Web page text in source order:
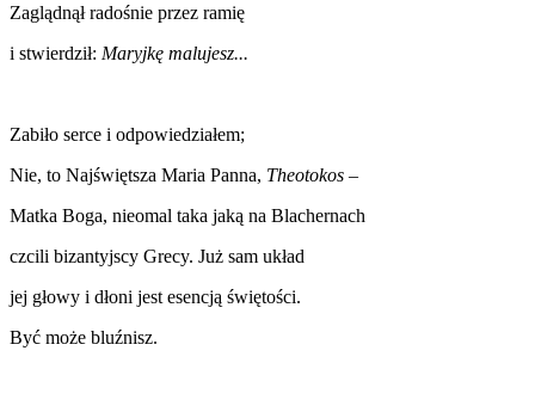
Zaglądnął radośnie przez ramię
i stwierdził: Maryjkę malujesz...
Zabiło serce i odpowiedziałem;
Nie, to Najświętsza Maria Panna, Theotokos –
Matka Boga, nieomal taka jaką na Blachernach
czcili bizantyjscy Grecy. Już sam układ
jej głowy i dłoni jest esencją świętości.
Być może bluźnisz.